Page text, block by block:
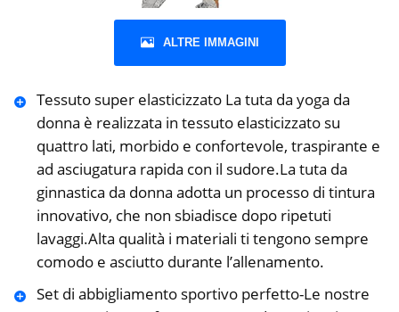
ALTRE IMMAGINI
‍Tessuto super elasticizzato La tuta da yoga da
donna è realizzata in tessuto elasticizzato su
quattro lati, morbido e confortevole, traspirante e
ad asciugatura rapida con il sudore.La tuta da
ginnastica da donna adotta un processo di tintura
innovativo, che non sbiadisce dopo ripetuti
lavaggi.Alta qualità i materiali ti tengono sempre
comodo e asciutto durante l’allenamento.
Set di abbigliamento sportivo perfetto-Le nostre